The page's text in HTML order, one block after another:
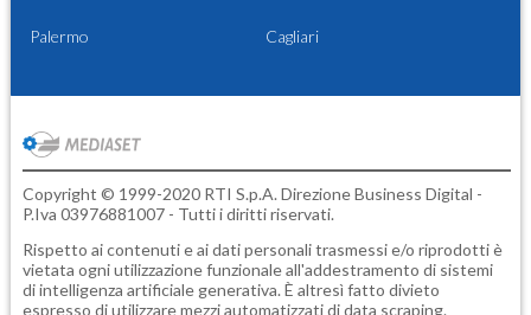
Palermo Cagliari
Copyright © 1999-2020 RTI S.p.A. Direzione Business Digital -
P.Iva 03976881007 - Tutti i diritti riservati.
Rispetto ai contenuti e ai dati personali trasmessi e/o riprodotti è
vietata ogni utilizzazione funzionale all'addestramento di sistemi
di intelligenza artificiale generativa. È altresì fatto divieto
espresso di utilizzare mezzi automatizzati di data scraping.